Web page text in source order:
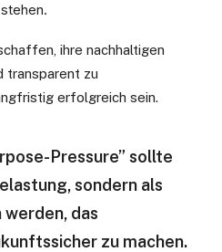
ihre nachhaltigen
transparent zu
erfolgreich sein.
Pressure” sollte
sondern als
werden, das
zu machen.